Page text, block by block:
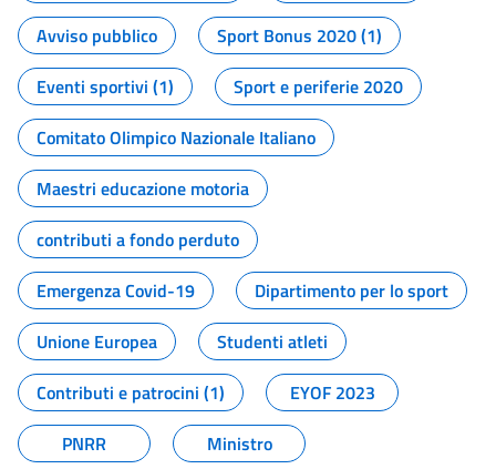
Avviso pubblico
Sport Bonus 2020 (1)
Eventi sportivi (1)
Sport e periferie 2020
Comitato Olimpico Nazionale Italiano
Maestri educazione motoria
contributi a fondo perduto
Emergenza Covid-19
Dipartimento per lo sport
Unione Europea
Studenti atleti
Contributi e patrocini (1)
EYOF 2023
PNRR
Ministro